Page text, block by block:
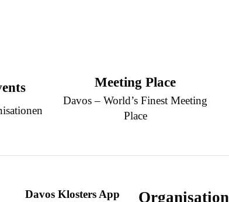
Meeting Place
Davos – World’s Finest Meeting
Place
Davos Klosters App Organisation